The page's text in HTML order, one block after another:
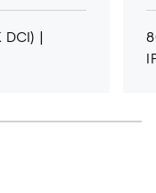
DCI)